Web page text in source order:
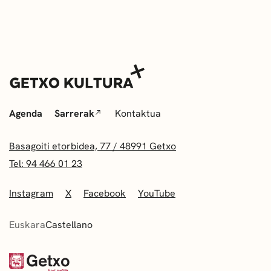
Agenda Sarrerak Kontaktua
Basagoiti etorbidea, 77 / 48991 Getxo
Tel: 94 466 01 23
Instagram X Facebook YouTube
EuskaraCastellano